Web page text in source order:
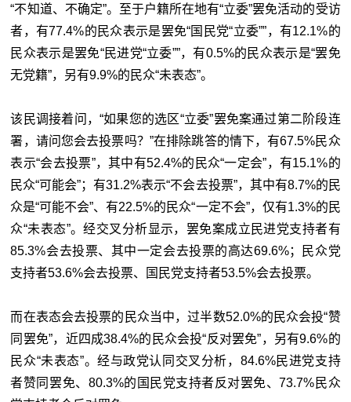
“不知道、不确定”。至于户籍所在地有“立委”罢免活动的受访
者，有77.4%的民众表示是罢免“国民党“立委””，有12.1%的
民众表示是罢免“民进党“立委””，有0.5%的民众表示是“罢免
无党籍”，另有9.9%的民众“未表态”。
该民调接着问，“如果您的选区“立委”罢免案通过第二阶段连
署，请问您会去投票吗？”在排除跳答的情下，有67.5%民众
表示“会去投票”，其中有52.4%的民众“一定会”，有15.1%的
民众“可能会”；有31.2%表示“不会去投票”，其中有8.7%的民
众是“可能不会”、有22.5%的民众“一定不会”，仅有1.3%的民
众“未表态”。经交叉分析显示，罢免案成立民进党支持者有
85.3%会去投票、其中一定会去投票的高达69.6%；民众党
支持者53.6%会去投票、国民党支持者53.5%会去投票。
而在表态会去投票的民众当中，过半数52.0%的民众会投“赞
同罢免”，近四成38.4%的民众会投“反对罢免”，另有9.6%的
民众“未表态”。经与政党认同交叉分析，84.6%民进党支持
者赞同罢免、80.3%的国民党支持者反对罢免、73.7%民众